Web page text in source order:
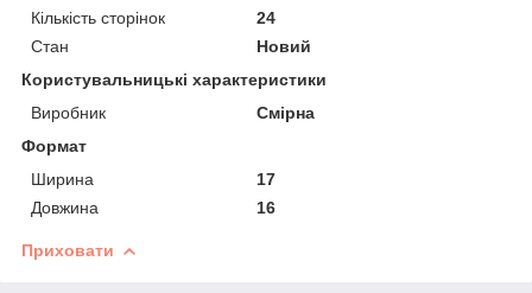
Кількість сторінок
24
Стан
Новий
Користувальницькі характеристики
Виробник
Смірна
Формат
Ширина
17
Довжина
16
Приховати